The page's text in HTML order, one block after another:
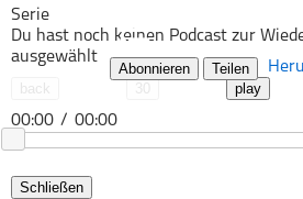
Serie
Du hast noch keinen Podcast zur
ausgewählt
back 30 play
00:00 / 00:00
Abonnieren Teilen
Schließen